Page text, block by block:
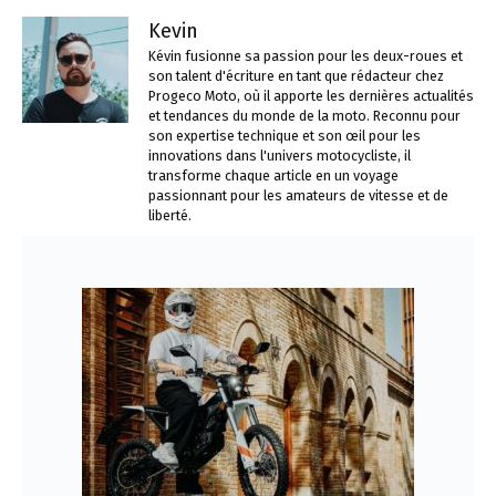
Kevin
Kévin fusionne sa passion pour les deux-roues et
son talent d'écriture en tant que rédacteur chez
Progeco Moto, où il apporte les dernières actualités
et tendances du monde de la moto. Reconnu pour
son expertise technique et son œil pour les
innovations dans l'univers motocycliste, il
transforme chaque article en un voyage
passionnant pour les amateurs de vitesse et de
liberté.